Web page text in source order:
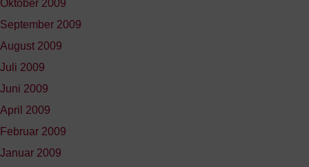
Oktober 2009
September 2009
August 2009
Juli 2009
Juni 2009
April 2009
Februar 2009
Januar 2009